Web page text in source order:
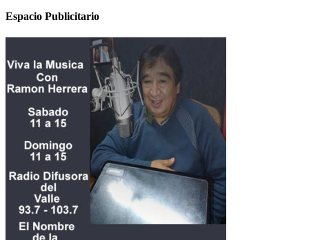
Espacio Publicitario